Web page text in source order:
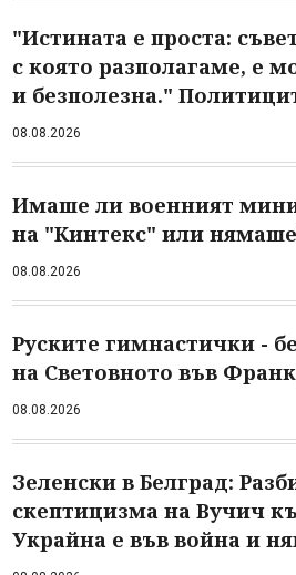
"Истината е проста:
с която разполагаме, е
и безполезна."
08.08.2026
Имаше ли военният
на "Кинтекс" или
08.08.2026
Руските гимнастички -
на Световното във
08.08.2026
Зеленски в Белград:
скептицизма на Вучич
Украйна е във война и